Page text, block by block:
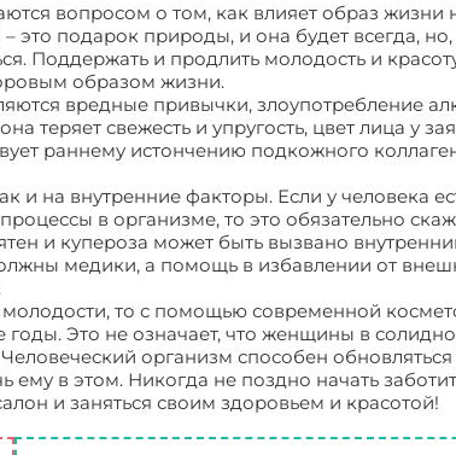
вопросом о том, как влияет образ жизни
это подарок природы, и она будет всегда, но,
Поддержать и продлить молодость и
образом жизни.
вредные привычки, злоупотребление
теряет свежесть и упругость, цвет лица у
раннему истончению подкожного
и на внутренние факторы. Если у человека
в организме, то это обязательно
и купероза может быть вызвано
медики, а помощь в избавлении от
молодости, то с помощью современной
Это не означает, что женщины в
организм способен обновляться
в этом. Никогда не поздно начать
и заняться своим здоровьем и красотой!